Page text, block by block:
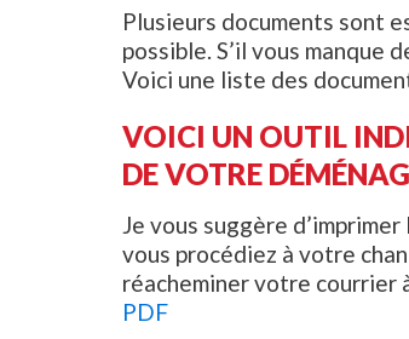
Plusieurs documents sont
possible. S’il vous
Voici une liste des
VOICI UN OUTIL
DE VOTRE
Je vous suggère
vous procédiez à votre
réacheminer votre courrier
PDF